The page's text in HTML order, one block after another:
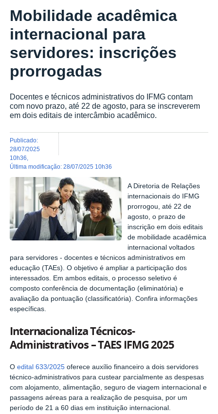
Mobilidade acadêmica
internacional para
servidores: inscrições
prorrogadas
Docentes e técnicos administrativos do IFMG contam
com novo prazo, até 22 de agosto, para se inscreverem
em dois editais de intercâmbio acadêmico.
publicado:
28/07/2025
10h36
última modificação: 28/07/2025 10h36
A Diretoria de Relações
internacionais do IFMG
prorrogou, até 22 de
agosto, o prazo de
inscrição em dois editais
de mobilidade acadêmica
internacional voltados
para servidores - docentes e técnicos administrativos em
educação (TAEs). O objetivo é ampliar a participação dos
interessados. Em ambos editais, o processo seletivo é
composto conferência de documentação (eliminatória) e
avaliação da pontuação (classificatória). Confira informações
específicas.
Internacionaliza Técnicos-
Administrativos – TAES IFMG 2025
O edital 633/2025 oferece auxílio financeiro a dois servidores
técnico-administrativos para custear parcialmente as despesas
com alojamento, alimentação, seguro de viagem internacional e
passagens aéreas para a realização de pesquisa, por um
período de 21 a 60 dias em instituição internacional.